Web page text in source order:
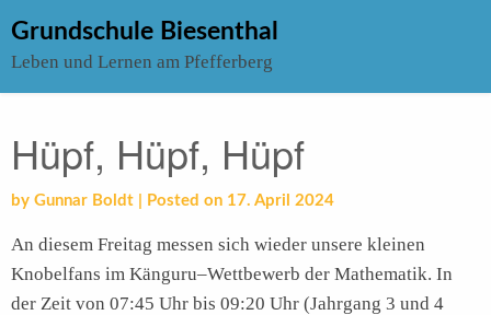
to
content
Grundschule Biesenthal
Leben und Lernen am Pfefferberg
Hüpf, Hüpf, Hüpf
by Gunnar Boldt Posted on 17. April 2024
An diesem Freitag messen sich wieder unsere kleinen
Knobelfans im Känguru–Wettbewerb der Mathematik. In
der Zeit von 07:45 Uhr bis 09:20 Uhr (Jahrgang 3 und 4